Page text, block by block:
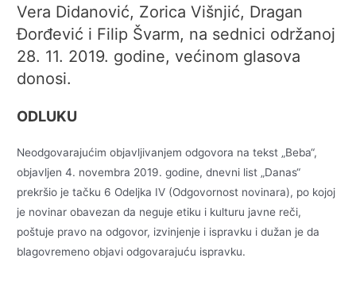
Vera Didanović, Zorica Višnjić, Dragan
Đorđević i Filip Švarm, na sednici održanoj
28. 11. 2019. godine, većinom glasova
donosi.
ODLUKU
Neodgovarajućim objavljivanjem odgovora na tekst „Beba“,
objavljen 4. novembra 2019. godine, dnevni list „Danas“
prekršio je tačku 6 Odeljka IV (Odgovornost novinara), po kojoj
je novinar obavezan da neguje etiku i kulturu javne reči,
poštuje pravo na odgovor, izvinjenje i ispravku i dužan je da
blagovremeno objavi odgovarajuću ispravku.